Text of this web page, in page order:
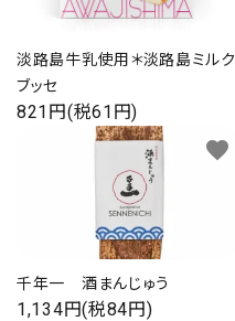
一品、調味料
INFORMATIOM
お支払い・配送
淡路島牛乳使用＊淡路島ミルク
ブッセ
821円(税61円)
千年一 酒まんじゅう
1,134円(税84円)
favorite